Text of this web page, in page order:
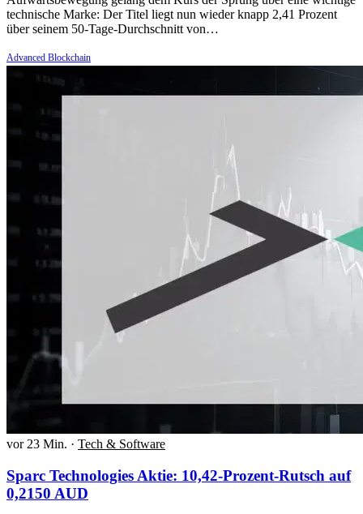
technische Marke: Der Titel liegt nun wieder knapp 2,41 Prozent
über seinem 50-Tage-Durchschnitt von…
Advanced Blockchain
vor 23 Min. · Tech & Software
Sparc Technologies Aktie: 10,42-Prozent-Rutsch auf
0,2150 AUD